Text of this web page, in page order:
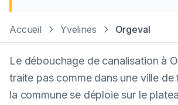
Accueil Yvelines Orgeval
Le débouchage de canalisation à
traite pas comme dans une ville de
la commune se déploie sur le